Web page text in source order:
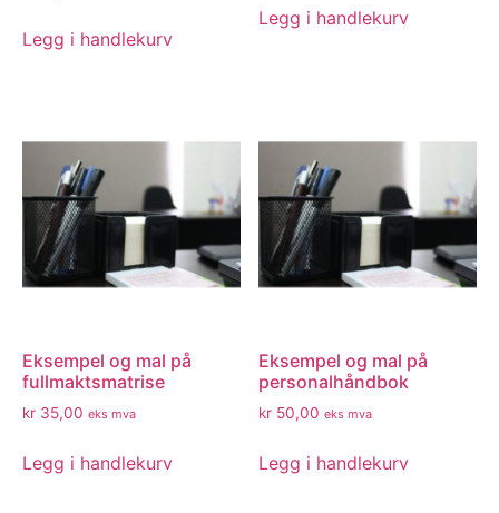
Legg i handlekurv
Legg i handlekurv
Eksempel og mal på
fullmaktsmatrise
kr 35,00 eks mva
Legg i handlekurv
Eksempel og mal på
personalhåndbok
kr 50,00 eks mva
Legg i handlekurv